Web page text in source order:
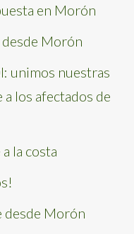
en Morón
Morón
unimos nuestras
los afectados de
la costa
desde Morón